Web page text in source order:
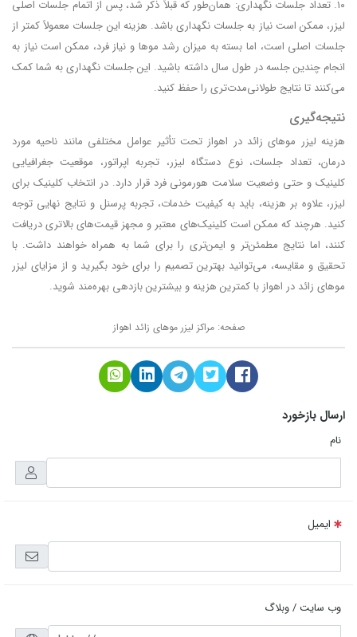
۱۰. تعداد جلسات نگهداری: همان‌طور که قبلاً ذکر شد، پس از اتمام جلسات اصلی
لیزر، ممکن است نیاز به جلسات نگهداری باشد. هزینه این جلسات معمولاً کمتر از
جلسات اصلی است، اما بسته به میزان رشد موها و نیاز فرد، ممکن است نیاز به
انجام چندین جلسه در طول سال داشته باشید. این جلسات نگهداری به شما کمک
می‌کنند تا نتایج طولانی‌مدت‌تری را حفظ کنید.
نتیجه‌گیری
هزینه لیزر موهای زائد در اهواز تحت تأثیر عوامل مختلفی مانند ناحیه مورد
درمان، تعداد جلسات، نوع دستگاه لیزر، تجربه اپراتور، موقعیت جغرافیایی
کلینیک و حتی وضعیت سلامت هورمونی فرد قرار دارد. در انتخاب کلینیک برای
لیزر، علاوه بر هزینه، باید به کیفیت خدمات، تجربه پرسنل و نتایج نهایی توجه
کنید. هرچند که ممکن است کلینیک‌های معتبر و مجهز قیمت‌های بالاتری دریافت
کنند، اما نتایج مطمئن‌تر و ایمن‌تری را برای شما به همراه خواهند داشت. با
تحقیق و مقایسه، می‌توانید بهترین تصمیم را برای خود بگیرید و از مزایای لیزر
موهای زائد در اهواز با کمترین هزینه و بیشترین بازدهی بهره‌مند شوید.
صفحه:مراکز لیزر موهای زائد اهواز
ارسال بازخورد
نام
ایمیل
وب سایت / وبلاگ